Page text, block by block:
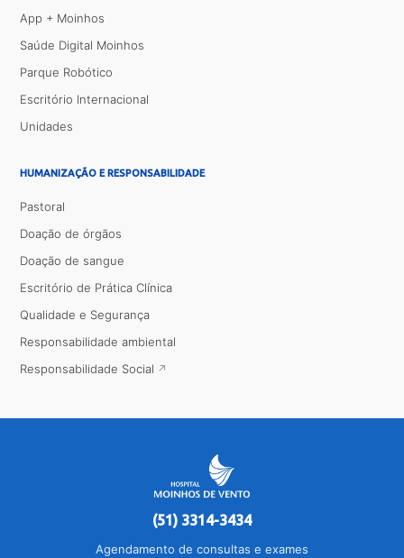
App + Moinhos
Saúde Digital Moinhos
Parque Robótico
Escritório Internacional
Unidades
HUMANIZAÇÃO E RESPONSABILIDADE
Pastoral
Doação de órgãos
Doação de sangue
Escritório de Prática Clínica
Qualidade e Segurança
Responsabilidade ambiental
Responsabilidade Social
(51) 3314-3434
Agendamento de consultas e exames